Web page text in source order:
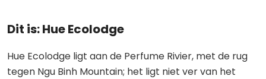
Dit is: Hue Ecolodge
Hue Ecolodge ligt aan de Perfume Rivier, met de rug
tegen Ngu Binh Mountain; het ligt niet ver van het